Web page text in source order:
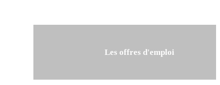
Les offres d'emploi